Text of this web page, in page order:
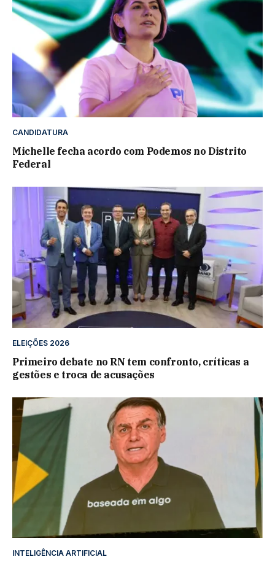
CANDIDATURA
Michelle fecha acordo com Podemos no Distrito
Federal
ELEIÇÕES 2026
Primeiro debate no RN tem confronto, críticas a
gestões e troca de acusações
INTELIGÊNCIA ARTIFICIAL